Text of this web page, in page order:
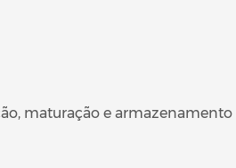
maturação e armazenamento